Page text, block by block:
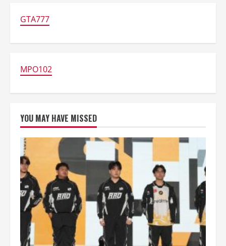
GTA777
MPO102
YOU MAY HAVE MISSED